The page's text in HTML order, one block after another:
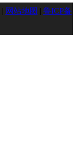
| 网站地图 | 鲁ICP备